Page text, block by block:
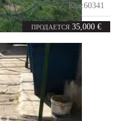
ПРОДАЕТСЯ 35,000 €
Код:60341
60m²